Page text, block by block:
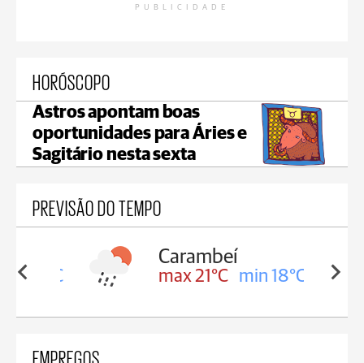
PUBLICIDADE
HORÓSCOPO
Astros apontam boas
oportunidades para Áries e
Sagitário nesta sexta
PREVISÃO DO TEMPO
18°C
Carambeí
max 21°C min 18°C
EMPREGOS